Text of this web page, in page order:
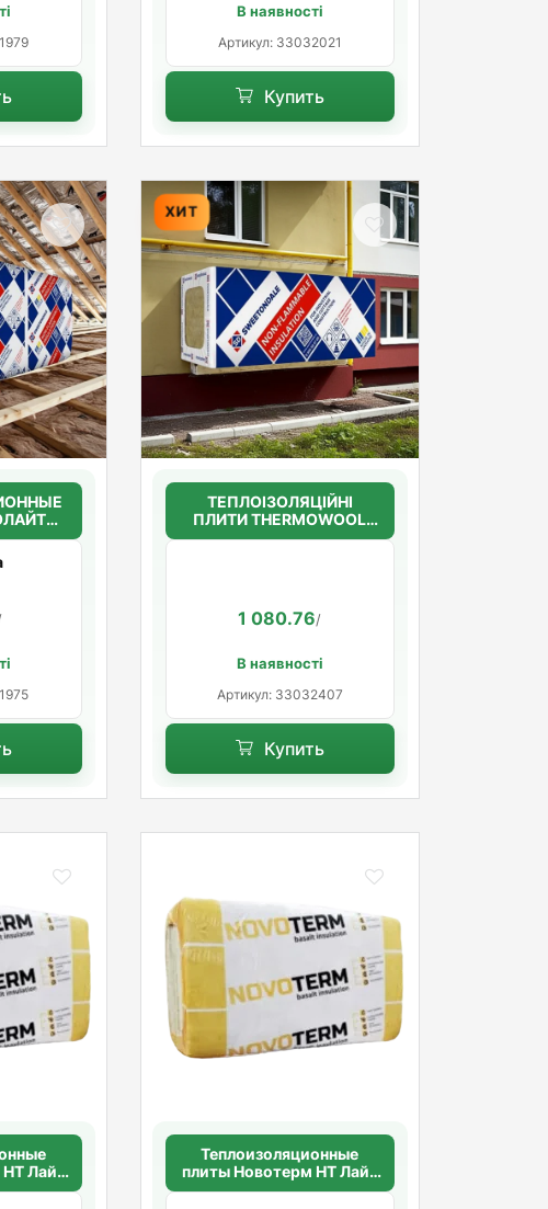
В наявності
Артикул: 33032021
Купить
м3)
ХИТ
ТЕПЛОІЗОЛЯЦІЙНІ
ПЛИТИ THERMOWOOL
FAS EFFECT 135 100мм.
1 080.76/
В наявності
Артикул: 33032407
Купить
Лайт
м3)
Теплоизоляционные
плиты Новотерм НТ Лайт
45 100мм.(45кг/м3)